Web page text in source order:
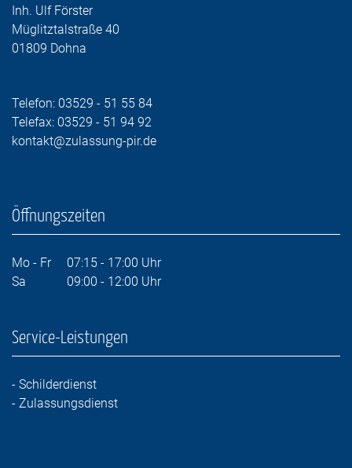
Inh. Ulf Förster
Müglitztalstraße 40
01809 Dohna
Telefon: 03529 - 51 55 84
Telefax: 03529 - 51 94 92
kontakt@zulassung-pir.de
Öffnungszeiten
Mo - Fr 07:15 - 17:00 Uhr
Sa 09:00 - 12:00 Uhr
Service-Leistungen
- Schilderdienst
- Zulassungsdienst